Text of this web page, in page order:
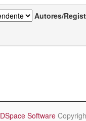
Autores/
DSpace Software